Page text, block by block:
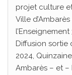
projet culture
Ville
l’Enseignement
Diffusion sortie
2024,
Ambarès – et –